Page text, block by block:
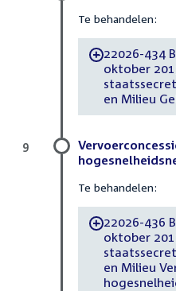
Te behandelen:
-22026-434
oktober
en Milieu
Te behandelen:
-22026-436
oktober
en Milieu
9